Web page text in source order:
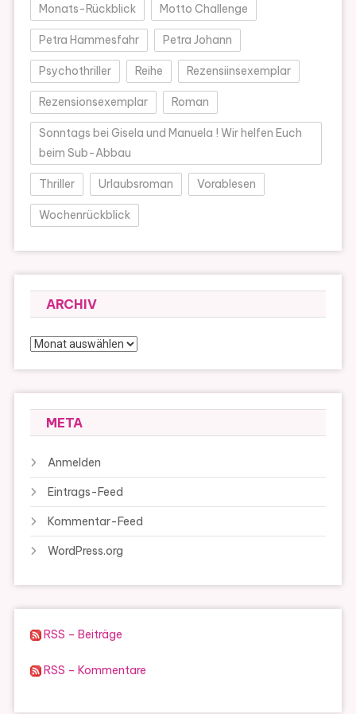
Monats-Rückblick Motto Challenge
Petra Hammesfahr Petra Johann
Psychothriller Reihe Rezensiinsexemplar
Rezensionsexemplar Roman
Sonntags bei Gisela und Manuela ! Wir helfen Euch
beim Sub-Abbau
Thriller Urlaubsroman Vorablesen
Wochenrückblick
ARCHIV
Archiv
META
Anmelden
Eintrags-Feed
Kommentar-Feed
WordPress.org
RSS – Beiträge
RSS – Kommentare